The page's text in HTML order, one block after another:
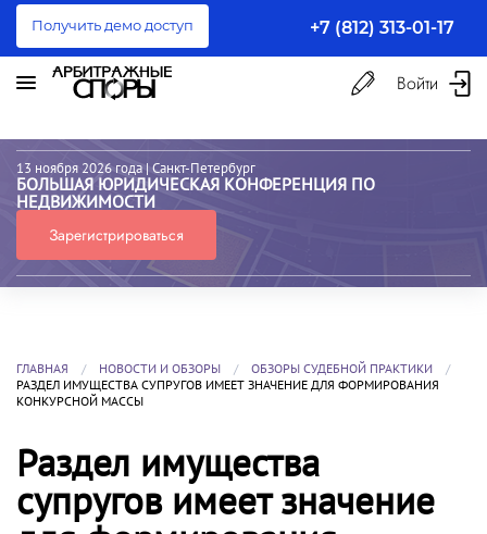
Получить демо доступ +7 (812) 313-01-17
Войти
13 ноября 2026 года | Санкт-Петербург
БОЛЬШАЯ ЮРИДИЧЕСКАЯ КОНФЕРЕНЦИЯ ПО
НЕДВИЖИМОСТИ
Зарегистрироваться
ГЛАВНАЯ НОВОСТИ И ОБЗОРЫ
ОБЗОРЫ СУДЕБНОЙ ПРАКТИКИ
РАЗДЕЛ ИМУЩЕСТВА СУПРУГОВ ИМЕЕТ ЗНАЧЕНИЕ ДЛЯ ФОРМИРОВАНИЯ
КОНКУРСНОЙ МАССЫ
Раздел имущества
супругов имеет значение